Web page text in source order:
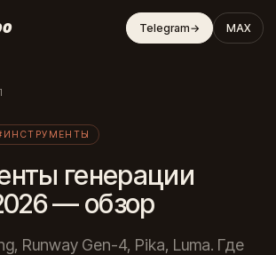
Telegram→ MAX
генерации
— обзор
Runway Gen-4, Pika, Luma. Где